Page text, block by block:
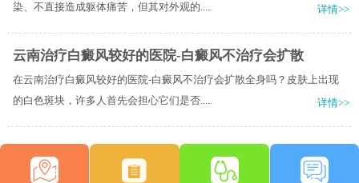
染、不直接造成躯体痛苦，但其对外观的.....
详情>>
云南治疗白癜风较好的医院-白癜风不治疗会扩散
在云南治疗白癜风较好的医院-白癜风不治疗会扩散全身吗？皮肤上出现
的白色斑块，许多人首先会担心它们是否.....
详情>>